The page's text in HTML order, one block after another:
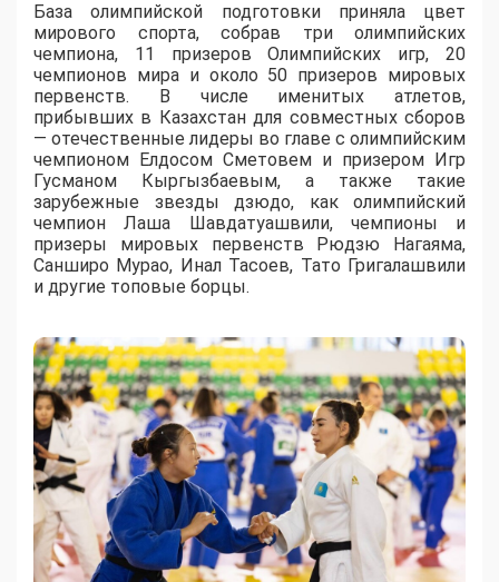
База олимпийской подготовки приняла цвет
мирового спорта, собрав три олимпийских
чемпиона, 11 призеров Олимпийских игр, 20
чемпионов мира и около 50 призеров мировых
первенств. В числе именитых атлетов,
прибывших в Казахстан для совместных сборов
— отечественные лидеры во главе с олимпийским
чемпионом Елдосом Сметовем и призером Игр
Гусманом Кыргызбаевым, а также такие
зарубежные звезды дзюдо, как олимпийский
чемпион Лаша Шавдатуашвили, чемпионы и
призеры мировых первенств Рюдзю Нагаяма,
Санширо Мурао, Инал Тасоев, Тато Григалашвили
и другие топовые борцы.